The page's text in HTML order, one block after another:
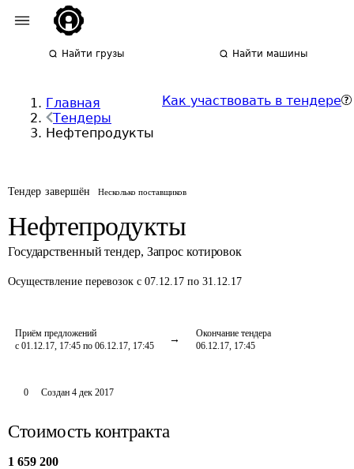
Найти грузы Найти машины
Главная
Тендеры
Нефтепродукты
Как участвовать в тендере
Тендер завершён Несколько поставщиков
Нефтепродукты
Государственный тендер, Запрос котировок
Осуществление перевозок с 07.12.17 по 31.12.17
Приём предложений
с 01.12.17, 17:45 по 06.12.17, 17:45
Окончание тендера
06.12.17, 17:45
0 Создан 4 дек 2017
Стоимость контракта
1 659 200